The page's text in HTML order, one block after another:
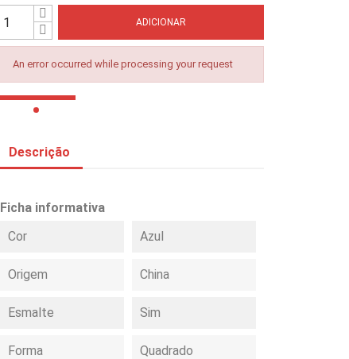
ADICIONAR
An error occurred while processing your request
Descrição
Ficha informativa
Cor
Azul
Origem China
Esmalte Sim
Forma Quadrado